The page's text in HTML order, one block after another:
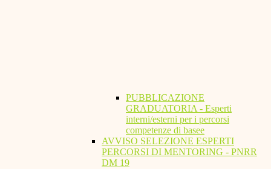
PUBBLICAZIONE
GRADUATORIA - Esperti
interni/esterni per i percorsi
competenze di basee
AVVISO SELEZIONE ESPERTI
PERCORSI DI MENTORING - PNRR
DM 19